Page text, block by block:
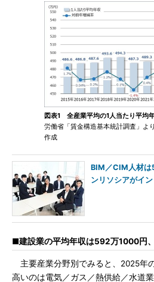
図表1 全産業平均の1人当たり平均
労働省「賃金構造基本統計調査」よ
作成
BIM／CIM人材
ンリソシアがイ
■建設業の平均年収は592万1000円
主要産業分野別でみると、2025年
高いのは電気／ガス／熱供給／水道